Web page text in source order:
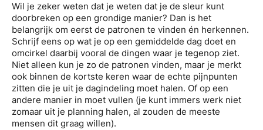
Wil je zeker weten dat je weten dat je de sleur kunt
doorbreken op een grondige manier? Dan is het
belangrijk om eerst de patronen te vinden én herkennen.
Schrijf eens op wat je op een gemiddelde dag doet en
omcirkel daarbij vooral de dingen waar je tegenop ziet.
Niet alleen kun je zo de patronen vinden, maar je merkt
ook binnen de kortste keren waar de echte pijnpunten
zitten die je uit je dagindeling moet halen. Of op een
andere manier in moet vullen (je kunt immers werk niet
zomaar uit je planning halen, al zouden de meeste
mensen dit graag willen).